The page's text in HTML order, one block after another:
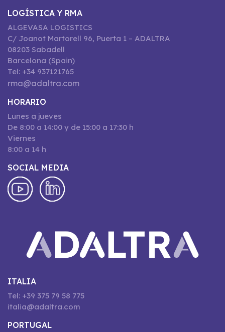
LOGÍSTICA Y RMA
ALGEVASA LOGISTICS
C/ Joanot Martorell 96, Puerta 1 – ADALTRA
08203 Sabadell
Barcelona (Spain)
Tel: +34 937121765
rma@adaltra.com
HORARIO
Lunes a jueves
De 8:00 a 14:00 y de 15:00 a 17:30 h
Viernes
8:00 a 14 h
SOCIAL MEDIA
ITALIA
Tel: +39 375 79 58 775
italia@adaltra.com
PORTUGAL